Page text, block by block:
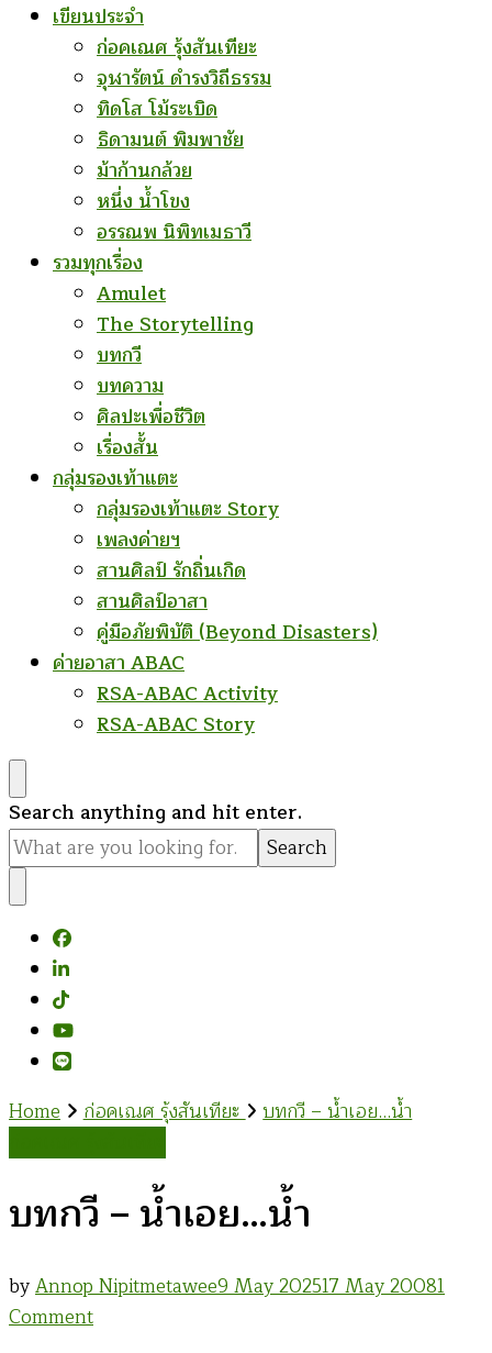
เขียนประจำ
ก่อคเณศ รุ้งสันเทียะ
จุฬารัตน์ ดำรงวิถีธรรม
ทิดโส โม้ระเบิด
ธิดามนต์ พิมพาชัย
ม้าก้านกล้วย
หนึ่ง น้ำโขง
อรรณพ นิพิทเมธาวี
รวมทุกเรื่อง
Amulet
The Storytelling
บทกวี
บทความ
ศิลปะเพื่อชีวิต
เรื่องสั้น
กลุ่มรองเท้าแตะ
กลุ่มรองเท้าแตะ Story
เพลงค่ายฯ
สานศิลป์ รักถิ่นเกิด
สานศิลป์อาสา
คู่มือภัยพิบัติ (Beyond Disasters)
ค่ายอาสา ABAC
RSA-ABAC Activity
RSA-ABAC Story
Looking
for
Something?
Search anything and hit enter.
Home ก่อคเณศ รุ้งสันเทียะ บทกวี – น้ำเอย…น้ำ
บทกวี – น้ำเอย…น้ำ
byAnnop Nipitmetawee9 May 202517 May 20081
Commenton